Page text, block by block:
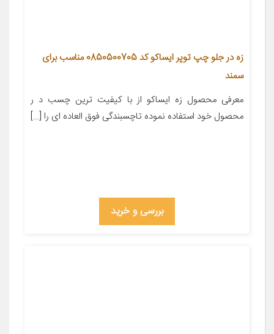
زه در جلو چپ توپر ایساکو کد 0850500705 مناسب برای
سمند
معرفی محصول زه ایساکو از با کیفیت ترین چسب د ر
محصول خود استفاده نموده تاچسبندگی فوق العاده ای را […]
بررسی و خرید